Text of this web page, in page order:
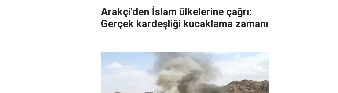
Arakçi'den İslam ülkelerine çağrı:
Gerçek kardeşliği kucaklama zamanı